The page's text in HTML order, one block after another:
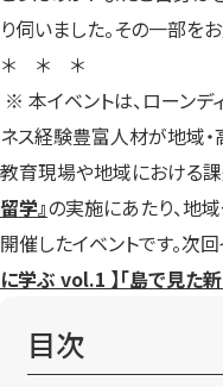
り伺いました。その一部を
＊ ＊ ＊
※ 本イベントは、ローンデ
ネス経験豊富人材が地域・
教育現場や地域における
留学』の実施にあたり、地
開催したイベントです。次回
に学ぶ vol.1 】「島で見た
目次